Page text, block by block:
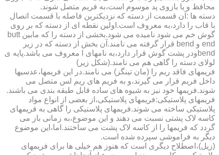
محافظ و یا بازوی پد موسوم است،به فریم متصل شوند.
دسته ها :آن قسمت از دسته که نزدیکترین فاصله با قسمت اتصال
با قاب را دارد،به معروف است.اولین نقطه ای از دسته که بر روی
گوش خم می شود نامیده می شود.بخشی از دسته را که مابین butt
end و bend قرار گرفته می نامند.آن بخش از دسته که در زیر
bendودر پشت گوش قرار دارد،به نامهای l معروف می باشد.پایه ی
لولای دسته را گاهی هم می نامند.(شکل زیر)
فریمهای فاقد ریم را (مان تینگز) می نامند.در این فریمها،عدسیها
داخل فریم قرار می گیرند،و به فریم های ریم لس متصل می
شوند.فریمها خود نیز به شیوه های ساده قابل طبقه بندی می باشند.
فریمهای پلاستیکی:فریمهای پلاستیکی،از بعضی از انواع مواد
پلاستیکی ساخته می شوند.فریمهای پلاستیکی را گاهی به فریمهای
کاسه لاک پشتی نسبت می دهند و این موضوع،به زمانی باز می
گردد که فریمها را از کاسه لاک پشت می ساختند.اما،این موضوع
دیگر به فراموشی سپرده شده است.
(زیل)،اصطلاح دیگری است که هنوز هم خیلی ها برای فریمهای